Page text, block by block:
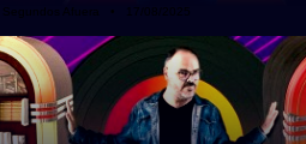
Segundos Afuera • 17/08/2025